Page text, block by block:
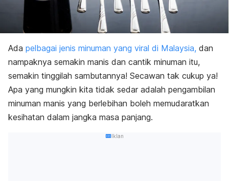
Ada pelbagai jenis minuman yang viral di Malaysia, dan
nampaknya semakin manis dan cantik minuman itu,
semakin tinggilah sambutannya! Secawan tak cukup ya!
Apa yang mungkin kita tidak sedar adalah pengambilan
minuman manis yang berlebihan boleh memudaratkan
kesihatan dalam jangka masa panjang.
Iklan